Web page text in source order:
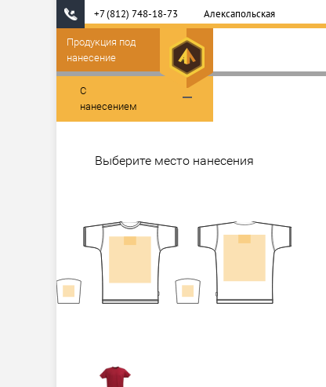
+7 (812) 748-18-73 Алексапольская
Продукция под
нанесение
С
нанесением
Выберите место нанесения